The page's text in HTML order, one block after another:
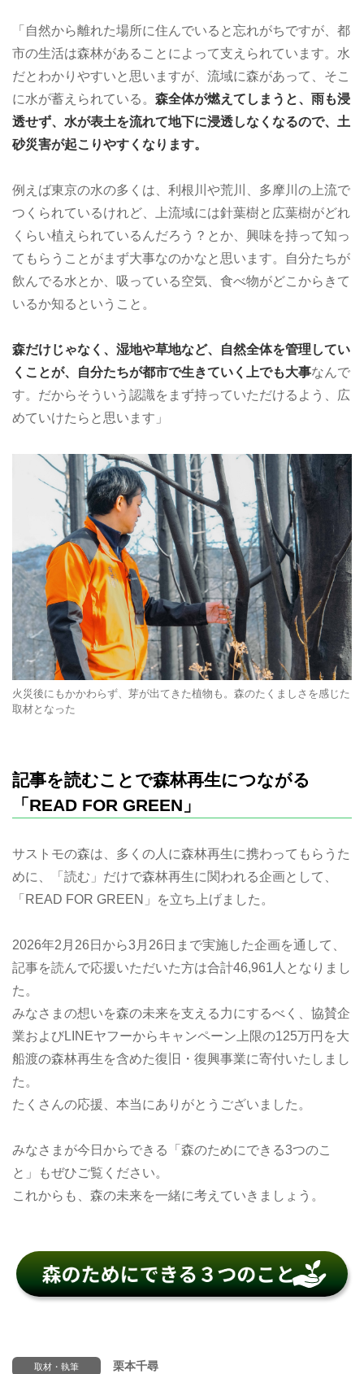
「自然から離れた場所に住んでいると忘れがちですが、都
市の生活は森林があることによって支えられています。水
だとわかりやすいと思いますが、流域に森があって、そこ
に水が蓄えられている。 森全体が燃えてしまうと、雨も浸
透せず、水が表土を流れて地下に浸透しなくなるので、土
砂災害が起こりやすくなります。
例えば東京の水の多くは、利根川や荒川、多摩川の上流で
つくられているけれど、上流域には針葉樹と広葉樹がどれ
くらい植えられているんだろう？とか、興味を持って知っ
てもらうことがまず大事なのかなと思います。自分たちが
飲んでる水とか、吸っている空気、食べ物がどこからきて
いるか知るということ。
森だけじゃなく、湿地や草地など、自然全体を管理してい
くことが、自分たちが都市で生きていく上でも大事なんで
す。だからそういう認識をまず持っていただけるよう、広
めていけたらと思います」
火災後にもかかわらず、芽が出てきた植物も。森のたくましさを感じた
取材となった
記事を読むことで森林再生につながる
「READ FOR GREEN」
サストモの森は、多くの人に森林再生に携わってもらうた
めに、「読む」だけで森林再生に関われる企画として、
「READ FOR GREEN」を立ち上げました。
2026年2月26日から3月26日まで実施した企画を通して、
記事を読んで応援いただいた方は合計46,961人となりまし
た。
みなさまの想いを森の未来を支える力にするべく、協賛企
業およびLINEヤフーからキャンペーン上限の125万円を大
船渡の森林再生を含めた復旧・復興事業に寄付いたしまし
た。
たくさんの応援、本当にありがとうございました。
みなさまが今日からできる「森のためにできる3つのこ
と」もぜひご覧ください。
これからも、森の未来を一緒に考えていきましょう。
取材・執筆 栗本千尋